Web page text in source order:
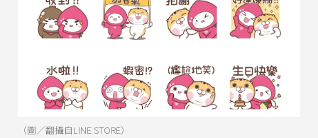
（圖／翻攝自LINE STORE）